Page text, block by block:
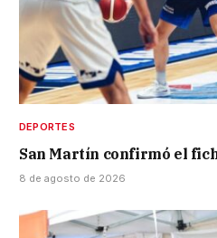
DEPORTES
San Martín confirmó el
8 de agosto de 2026